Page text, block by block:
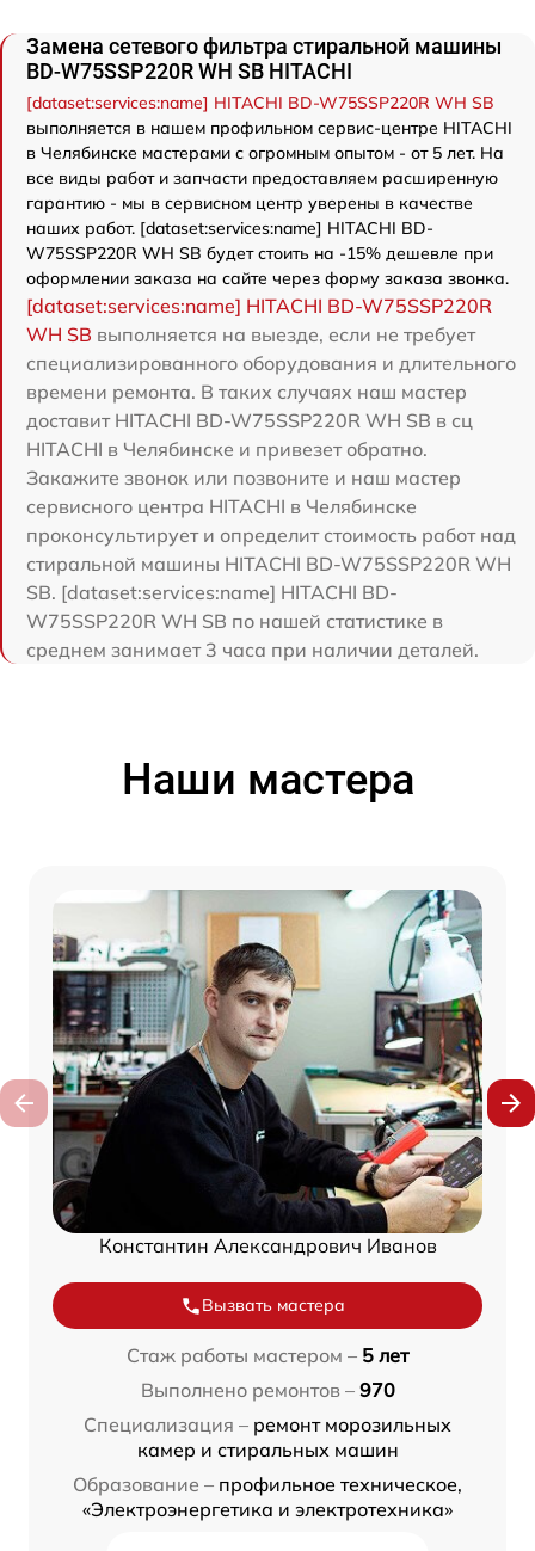
Замена сетевого фильтра стиральной машины
BD-W75SSP220R WH SB HITACHI
[dataset:services:name] HITACHI BD-W75SSP220R WH SB
выполняется в нашем профильном сервис-центре HITACHI
в Челябинске мастерами с огромным опытом - от 5 лет. На
все виды работ и запчасти предоставляем расширенную
гарантию - мы в сервисном центр уверены в качестве
наших работ. [dataset:services:name] HITACHI BD-
W75SSP220R WH SB будет стоить на -15% дешевле при
оформлении заказа на сайте через форму заказа звонка.
[dataset:services:name] HITACHI BD-W75SSP220R
WH SB выполняется на выезде, если не требует
специализированного оборудования и длительного
времени ремонта. В таких случаях наш мастер
доставит HITACHI BD-W75SSP220R WH SB в сц
HITACHI в Челябинске и привезет обратно.
Закажите звонок или позвоните и наш мастер
сервисного центра HITACHI в Челябинске
проконсультирует и определит стоимость работ над
стиральной машины HITACHI BD-W75SSP220R WH
SB. [dataset:services:name] HITACHI BD-
W75SSP220R WH SB по нашей статистике в
среднем занимает 3 часа при наличии деталей.
Наши мастера
Константин Александрович Иванов
Вызвать мастера
Стаж работы мастером – 5 лет
Выполнено ремонтов – 970
Специализация – ремонт морозильных
камер и стиральных машин
Образование – профильное техническое,
«Электроэнергетика и электротехника»